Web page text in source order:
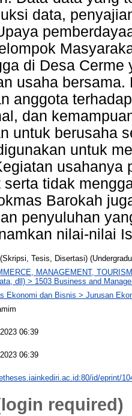
data,
di Desa
usaha
anggota
dan
untuk berusaha
untuk
usahanya
tidak
Barokah
penyuluhan
nilai-nilai
Tesis, Disertasi)
MANAGEMENT,
dll) > 1503 Business and
Ekonomi dan Bisnis > Jurusan
06:39
06:39
id/eprint/
required)